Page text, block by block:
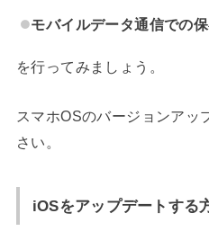
モバイルデータ通信での
を行ってみましょう。
スマホOSのバージョンアッ
さい。
iOSをアップデートする